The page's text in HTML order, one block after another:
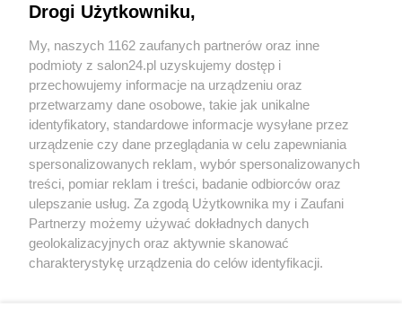
Sport
Społeczeństwo
Kultura
X Facebook Instagram Youtube
Drogi Użytkowniku,
My, naszych 1162 zaufanych partnerów oraz inne
podmioty z salon24.pl uzyskujemy dostęp i
przechowujemy informacje na urządzeniu oraz
przetwarzamy dane osobowe, takie jak unikalne
identyfikatory, standardowe informacje wysyłane przez
urządzenie czy dane przeglądania w celu zapewniania
spersonalizowanych reklam, wybór spersonalizowanych
treści, pomiar reklam i treści, badanie odbiorców oraz
ulepszanie usług. Za zgodą Użytkownika my i Zaufani
Partnerzy możemy używać dokładnych danych
geolokalizacyjnych oraz aktywnie skanować
charakterystykę urządzenia do celów identyfikacji.